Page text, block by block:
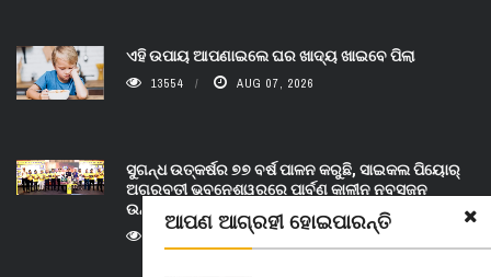
ଆପଣ ଆଗ୍ରହୀ ହୋଇପାରନ୍ତି
ଏହି ଉପାୟ ଆପଣାଇଲେ ଘର ଖାଦ୍ୟ ଖାଇବେ ପିଲା
13554 AUG 07, 2026
ସୁଗନ୍ଧ ଉତ୍କର୍ଷର ୭୭ ବର୍ଷ ପାଳନ କରୁଛି, ସାଇକଲ ପିୟୋର୍‌
ଅଗରବତୀ ଭୁବନେଶ୍ୱରରେ ପାର୍ବଣ କାଳୀନ ନବସୃଜନ
ଉନ୍ମୋଚନ କଲା
AUG 07, 2026